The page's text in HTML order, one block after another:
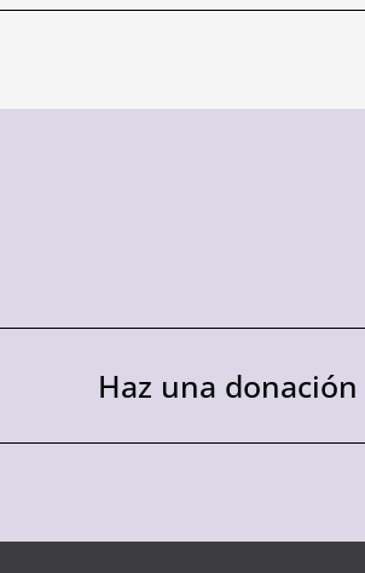
Haz una donación